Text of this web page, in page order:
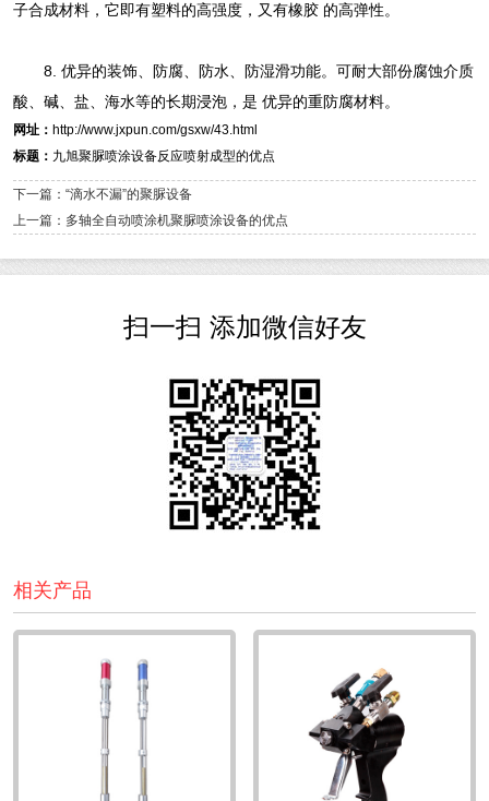
子合成材料，它即有塑料的高强度，又有橡胶 的高弹性。
8. 优异的装饰、防腐、防水、防湿滑功能。可耐大部份腐蚀介质
酸、碱、盐、海水等的长期浸泡，是 优异的重防腐材料。
网址： http://www.jxpun.com/gsxw/43.html
标题： 九旭聚脲喷涂设备反应喷射成型的优点
下一篇：“滴水不漏”的聚脲设备
上一篇：多轴全自动喷涂机聚脲喷涂设备的优点
扫一扫 添加微信好友
相关产品